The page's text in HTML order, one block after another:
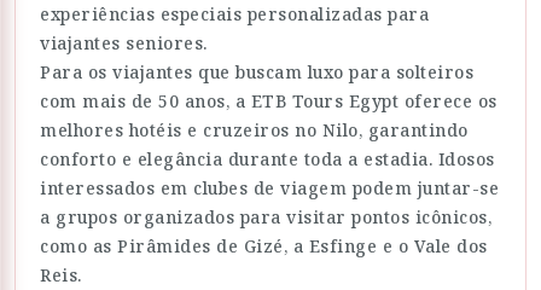
experiências especiais personalizadas para
viajantes seniores.
Para os viajantes que buscam luxo para solteiros
com mais de 50 anos, a ETB Tours Egypt oferece os
melhores hotéis e cruzeiros no Nilo, garantindo
conforto e elegância durante toda a estadia. Idosos
interessados em clubes de viagem podem juntar-se
a grupos organizados para visitar pontos icônicos,
como as Pirâmides de Gizé, a Esfinge e o Vale dos
Reis.